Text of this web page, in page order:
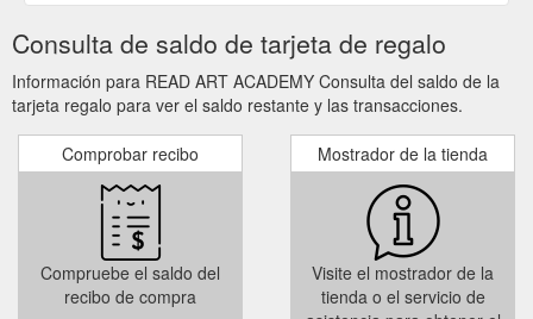
Consulta de saldo de tarjeta de regalo
Información para READ ART ACADEMY Consulta del saldo de la
tarjeta regalo para ver el saldo restante y las transacciones.
Comprobar recibo
Compruebe el saldo del
recibo de compra
Mostrador de la tienda
Visite el mostrador de la
tienda o el servicio de